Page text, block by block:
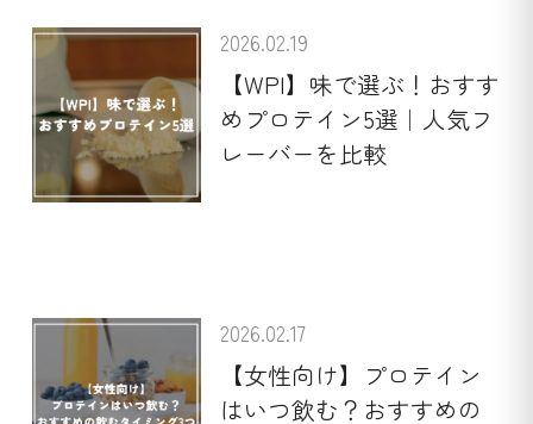
2026.02.19
【WPI】味で選ぶ！おすす
めプロテイン5選｜人気フ
レーバーを比較
2026.02.17
【女性向け】プロテイン
はいつ飲む？おすすめの